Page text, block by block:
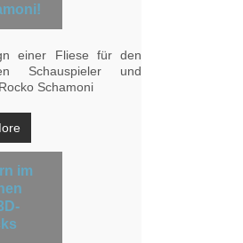
einer Fliese für den
Schauspieler und
Schamoni
im